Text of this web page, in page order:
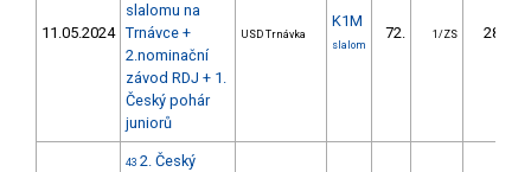
11.05.2024
slalomu na
Trnávce +
2.nominační
závod RDJ + 1.
Český pohár
juniorů
USD Trnávka
K1M
slalom
72. 1/ZS 28.63
43 2. Český